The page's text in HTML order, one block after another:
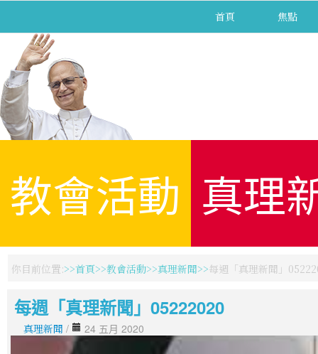
首頁 焦點
教會活動 真理
你目前位置: 首頁 教會活動 真理新聞 每週「真理新聞」
每週「真理新聞」05222020
真理新聞 / 24 五月 2020